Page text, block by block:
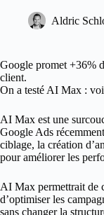
Aldric
Google promet +36%
client.
On a testé AI Max :
AI Max est une
Google Ads
ciblage, la création
pour améliorer les
AI Max permettrait de
d’optimiser les
sans changer la